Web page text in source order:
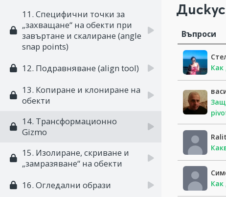
11. Специфични точки за
„захващане“ на обекти при
завъртане и скалиране (angle
snap points)
12. Подравняване (align tool)
13. Копиране и клониране на
обекти
14. Трансформационно
Gizmo
15. Изолиране, скриване и
„замразяване“ на обекти
16. Огледални образи
Въпроси
Как